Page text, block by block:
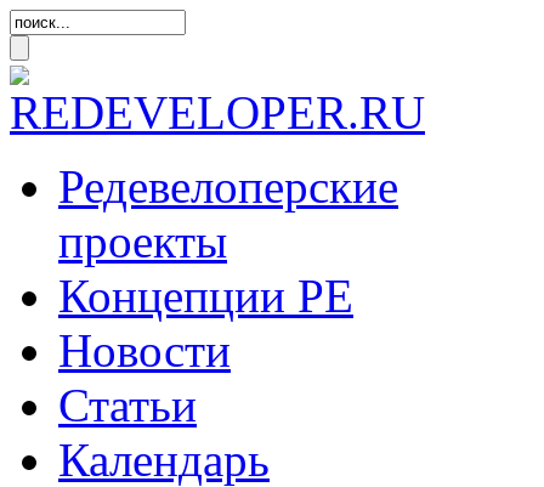
Редевелоперские
проекты
Концепции РЕ
Новости
Статьи
Календарь